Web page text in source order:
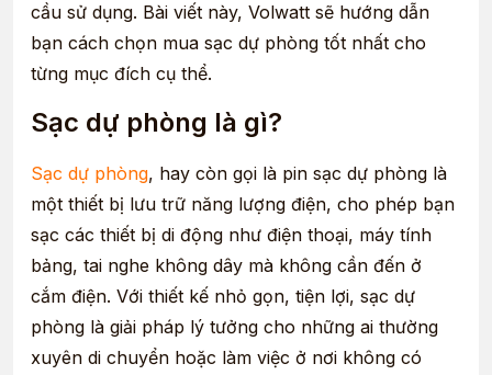
cầu sử dụng. Bài viết này, Volwatt sẽ hướng dẫn
bạn cách chọn mua sạc dự phòng tốt nhất cho
từng mục đích cụ thể.
Sạc dự phòng là gì?
Sạc dự phòng, hay còn gọi là pin sạc dự phòng là
một thiết bị lưu trữ năng lượng điện, cho phép bạn
sạc các thiết bị di động như điện thoại, máy tính
bảng, tai nghe không dây mà không cần đến ở
cắm điện. Với thiết kế nhỏ gọn, tiện lợi, sạc dự
phòng là giải pháp lý tưởng cho những ai thường
xuyên di chuyển hoặc làm việc ở nơi không có